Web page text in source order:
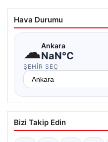
Hava Durumu
☁Ankara
NaN°C
ŞEHIR SEÇ
Bizi Takip Edin